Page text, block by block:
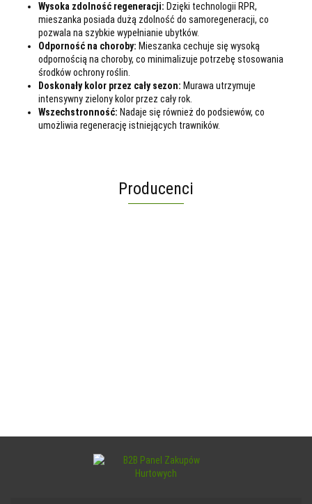
Wysoka zdolność regeneracji: Dzięki technologii RPR,
mieszanka posiada dużą zdolność do samoregeneracji, co
pozwala na szybkie wypełnianie ubytków.
Odporność na choroby: Mieszanka cechuje się wysoką
odpornością na choroby, co minimalizuje potrzebę stosowania
środków ochrony roślin.
Doskonały kolor przez cały sezon: Murawa utrzymuje
intensywny zielony kolor przez cały rok.
Wszechstronność: Nadaje się również do podsiewów, co
umożliwia regenerację istniejących trawników.
Producenci